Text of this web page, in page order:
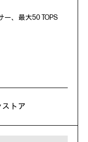
ー、最大50 TOPS
トア
セッサー、最大49
対応
トア
最大12TOPS NPU